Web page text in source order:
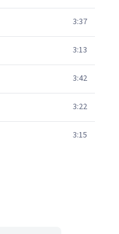
3:37
3:13
3:42
3:22
3:15